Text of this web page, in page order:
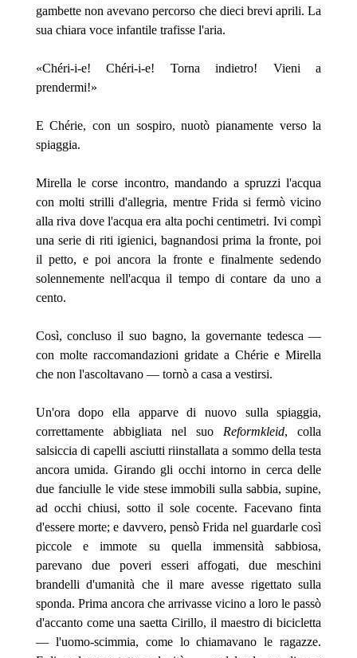
gambette non avevano percorso che dieci brevi aprili. La
sua chiara voce infantile trafisse l'aria.
«Chéri-i-e! Chéri-i-e! Torna indietro! Vieni a
prendermi!»
E Chérie, con un sospiro, nuotò pianamente verso la
spiaggia.
Mirella le corse incontro, mandando a spruzzi l'acqua
con molti strilli d'allegria, mentre Frida si fermò vicino
alla riva dove l'acqua era alta pochi centimetri. Ivi compì
una serie di riti igienici, bagnandosi prima la fronte, poi
il petto, e poi ancora la fronte e finalmente sedendo
solennemente nell'acqua il tempo di contare da uno a
cento.
Così, concluso il suo bagno, la governante tedesca —
con molte raccomandazioni gridate a Chérie e Mirella
che non l'ascoltavano — tornò a casa a vestirsi.
Un'ora dopo ella apparve di nuovo sulla spiaggia,
correttamente abbigliata nel suo Reformkleid, colla
salsiccia di capelli asciutti riinstallata a sommo della testa
ancora umida. Girando gli occhi intorno in cerca delle
due fanciulle le vide stese immobili sulla sabbia, supine,
ad occhi chiusi, sotto il sole cocente. Facevano finta
d'essere morte; e davvero, pensò Frida nel guardarle così
piccole e immote su quella immensità sabbiosa,
parevano due poveri esseri affogati, due meschini
brandelli d'umanità che il mare avesse rigettato sulla
sponda. Prima ancora che arrivasse vicino a loro lepassò
d'accanto come una saetta Cirillo, il maestro di bicicletta
— l'uomo-scimmia, come lo chiamavano le ragazze.